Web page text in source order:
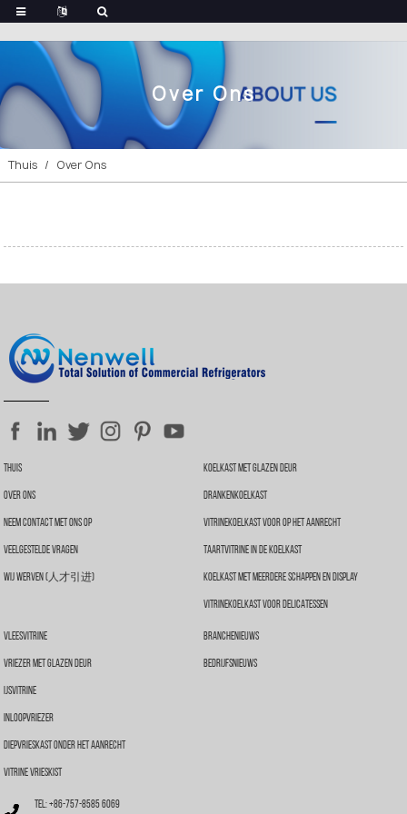
Over Ons
Thuis Over Ons
Thuis
Over Ons
Neem Contact Met Ons Op
Veelgestelde Vragen
Wij Werven (人才引进)
Koelkast Met Glazen Deur
Drankenkoelkast
Vitrinekoelkast Voor Op Het Aanrecht
Taartvitrine In De Koelkast
Koelkast Met Meerdere Schappen En Display
Vitrinekoelkast Voor Delicatessen
Vleesvitrine
Vriezer Met Glazen Deur
IJsvitrine
Inloopvriezer
Diepvrieskast Onder Het Aanrecht
Vitrine Vrieskist
Branchenieuws
Bedrijfsnieuws
Tel: +86-757-8585 6069